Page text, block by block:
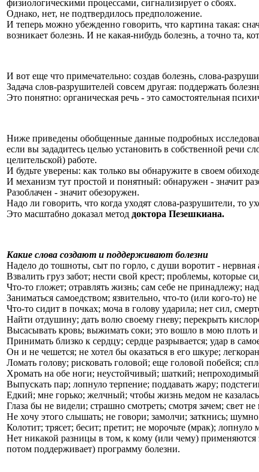
физиологическими процессами, сигнализирует о сбоях.
Однако, нет, не подтвердилось предположение.
И теперь можно убежденно говорить, что картина такая:
возникает болезнь. И не какая-нибудь болезнь, а точно та,
И вот еще что примечательно: создав болезнь, слова-
Задача слов-разрушителей совсем другая: поддержать
Это понятно: органическая речь - это самостоятельная
Ниже приведены обобщенные данные подробных
если вы зададитесь целью установить в собственной речи
целительской) работе.
И будьте уверены: как только вы обнаружите в своем
И механизм тут простой и понятный: обнаружен - значит
Разоблачен - значит обезоружен.
Надо ли говорить, что когда уходят слова-разрушители, то
Это масштабно доказал метод доктора Пезешкиана.
Какие слова создают и поддерживают болезни
Надело до тошноты, сыт по горло, с души воротит - нервная
Взвалить груз забот; нести свой крест; проблемы, которые
Что-то гложет; отравлять жизнь; сам себе не принадлежу;
Заниматься самоедством; язвительно, что-то (или кого-то) не
Что-то сидит в почках; моча в голову ударила; нет сил,
Найти отдушину; дать волю своему гневу; перекрыть
Высасывать кровь; выжимать соки; это вошло в мою плоть и
Принимать близко к сердцу; сердце разрывается; удар в
Он и не чешется; не хотел бы оказаться в его шкуре;
Ломать голову; рисковать головой; еще головой побейся;
Хромать на обе ноги; неустойчивый; шаткий; непроходимый
Выпускать пар; лопнуло терпение; поддавать жару;
Едкий; мне горько; желчный; чтобы жизнь медом не
Глаза бы не видели; страшно смотреть; смотря зачем; свет
Не хочу этого слышать; не говори; замолчи; заткнись;
Колотит; трясет; бесит; претит; не морочьте (мрак); лопнуло
Нет никакой разницы в том, к кому (или чему)
потом поддерживает) программу болезни.